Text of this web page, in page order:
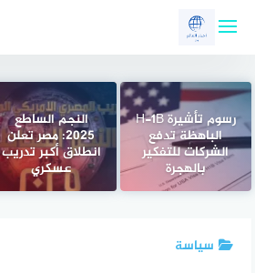
رسوم تأشيرة H-1B
الباهظة تدفع
الشركات للتفكير
بالهجرة
النجم الساطع
2025: مصر تعلن
انطلاق أكبر تدريب
عسكري
سياسة